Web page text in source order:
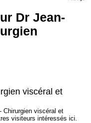
Dr Jean-
viscéral et
Chirurgien viscéral et
visiteurs intéressés ici.